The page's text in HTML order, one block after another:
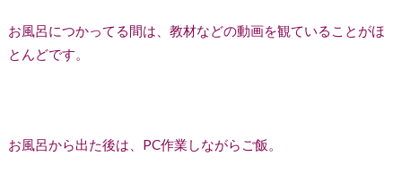
お風呂につかってる間は、教材などの動画を観ていることがほ
とんどです。
お風呂から出た後は、PC作業しながらご飯。